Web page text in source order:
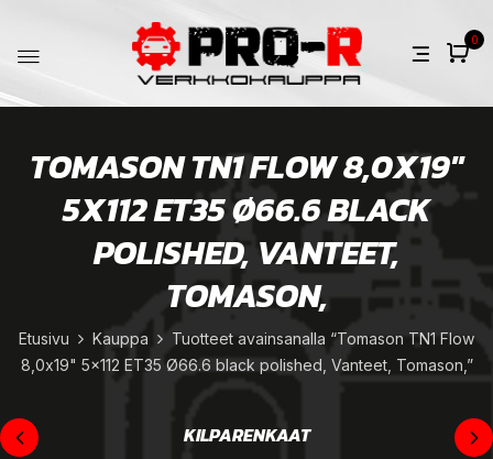
0
TOMASON TN1 FLOW 8,0X19"
5X112 ET35 Ø66.6 BLACK
POLISHED, VANTEET,
TOMASON,
Etusivu Kauppa
Tuotteet avainsanalla “Tomason TN1 Flow
8,0x19" 5x112 ET35 Ø66.6 black polished, Vanteet, Tomason,”
KILPARENKAAT